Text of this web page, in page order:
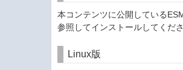
本コンテンツに公開している
参照してインストールしてくだ
Linux版